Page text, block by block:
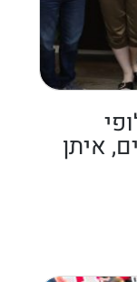
איתן